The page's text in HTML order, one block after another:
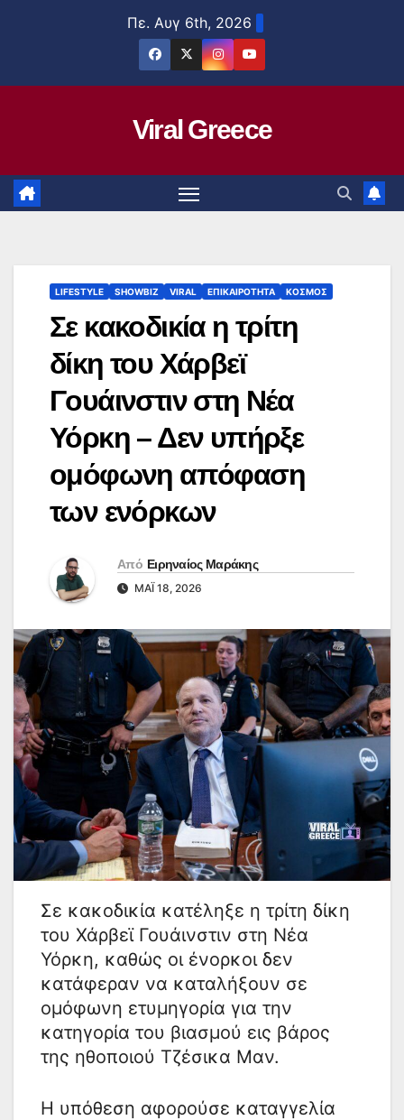
Πε. Αυγ 6th, 2026
Viral Greece
LIFESTYLE SHOWBIZ VIRAL ΕΠΙΚΑΙΡΟΤΗΤΑ ΚΟΣΜΟΣ
Σε κακοδικία η τρίτη
δίκη του Χάρβεϊ
Γουάινστιν στη Νέα
Υόρκη – Δεν υπήρξε
ομόφωνη απόφαση
των ενόρκων
Από Ειρηναίος Μαράκης
ΜΆΙ 18, 2026
Σε κακοδικία κατέληξε η τρίτη δίκη
του Χάρβεϊ Γουάινστιν στη Νέα
Υόρκη, καθώς οι ένορκοι δεν
κατάφεραν να καταλήξουν σε
ομόφωνη ετυμηγορία για την
κατηγορία του βιασμού εις βάρος
της ηθοποιού Τζέσικα Μαν.
Η υπόθεση αφορούσε καταγγελία